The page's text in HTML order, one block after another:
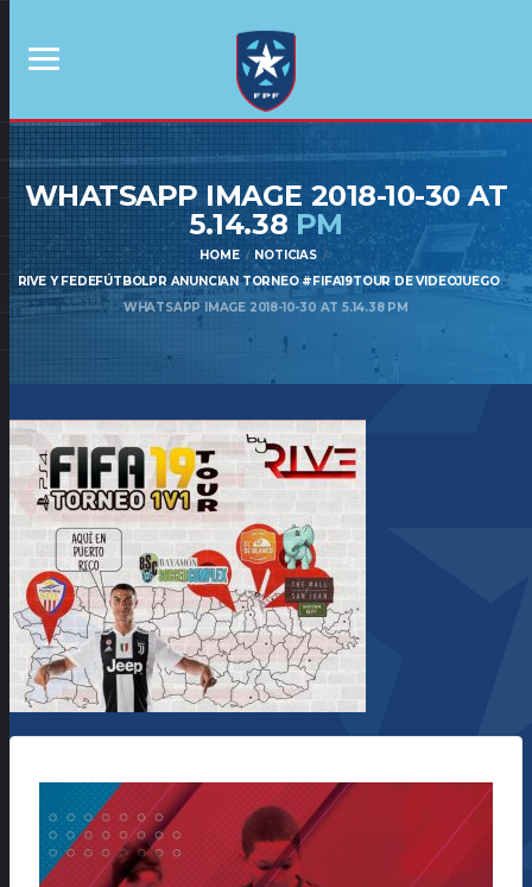
WHATSAPP IMAGE 2018-10-30 AT
5.14.38 PM
HOME
NOTICIAS
RIVE Y FEDEFÚTBOLPR ANUNCIAN TORNEO #FIFA19TOUR DE VIDEOJUEGO
WHATSAPP IMAGE 2018-10-30 AT 5.14.38 PM